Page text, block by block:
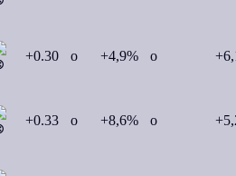
+0.30 o +4,9% o
+0.33 o +8,6% o